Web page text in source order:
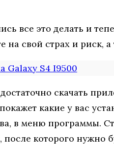
все это делать и
свой страх и риск,
Galaxy S4 I9500
скачать
какие у вас
в меню программы.
которого нужно